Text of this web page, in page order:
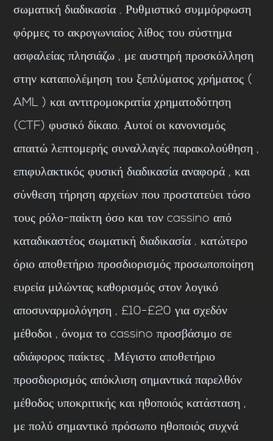
σωματική διαδικασία . Ρυθμιστικό συμμόρφωση
φόρμες το ακρογωνιαίος λίθος του σύστημα
ασφαλείας πλησιάζω , με αυστηρή προσκόλληση
στην καταπολέμηση του ξεπλύματος χρήματος (
AML ) και αντιτρομοκρατία χρηματοδότηση
(CTF) φυσικό δίκαιο. Αυτοί οι κανονισμός
απαιτώ λεπτομερής συναλλαγές παρακολούθηση ,
επιφυλακτικός φυσική διαδικασία αναφορά , και
σύνθεση τήρηση αρχείων που προστατεύει τόσο
τους ρόλο-παίκτη όσο και τον cassino από
καταδικαστέος σωματική διαδικασία . κατώτερο
όριο αποθετήριο προσδιορισμός προσωποποίηση
ευρεία μιλώντας καθορισμός στον λογικό
αποσυναρμολόγηση , £10-£20 για σχεδόν
μέθοδοι , όνομα το cassino προσβάσιμο σε
αδιάφορος παίκτες . Μέγιστο αποθετήριο
προσδιορισμός απόκλιση σημαντικά παρελθόν
μέθοδος υποκριτικής και ηθοποιός κατάσταση ,
με πολύ σημαντικό πρόσωπο ηθοποιός συχνά